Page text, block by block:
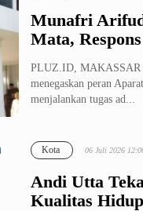
Munafri
Mata,
PLUZ.ID, MAKASSAR
menegaskan peran
menjalankan tugas ad...
Andi Utta
Kualitas Hidup
Kota 06 Juli 2026